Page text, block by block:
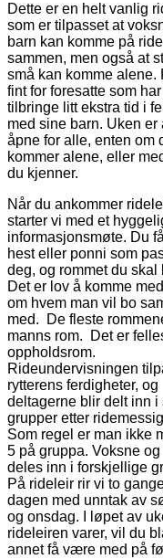
Dette er en helt vanlig
som er tilpasset at
barn kan komme på
sammen, men også at
små kan komme alene.
fint for foresatte som
tilbringe litt ekstra tid i
med sine barn. Uken er
åpne for alle, enten om
kommer alene, eller
du kjenner.
Når du ankommer
starter vi med et
informasjonsmøte. Du
hest eller ponni som
deg, og rommet du skal
Det er lov å komme
om hvem man vil bo
med. De fleste
manns rom. Det er
oppholdsrom.
Rideundervisningen
rytterens ferdigheter, og
deltagerne blir delt inn i
grupper etter
Som regel er man ikke
5 på gruppa. Voksne og
deles inn i forskjellige
På rideleir rir vi to
dagen med unntak av
og onsdag. I løpet av
rideleiren varer, vil du
annet få være med på